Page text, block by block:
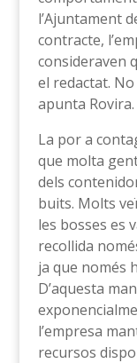
l’Ajuntament
contracte,
consideraven
el redactat.
apunta Rovira.
La por a
que molta
dels
buits. Molts
les bosses es
recollida
ja que només
D’aquesta
l’empresa
recursos